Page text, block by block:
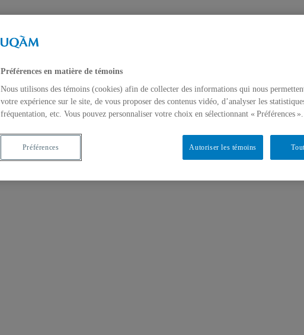
Préférences en matière de témoins
Nous utilisons des témoins (cookies) afin de collecter des informations qui nous
votre expérience sur le site, de vous proposer des contenus vidéo, d’analyser les
fréquentation, etc. Vous pouvez personnaliser votre choix en sélectionnant « Préférences ».
Autoriser les témoins
Préférences